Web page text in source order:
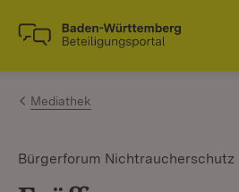
Zum Inhalt springen
Link zur Startseite
Mediathek
Bürgerforum Nichtraucherschutz